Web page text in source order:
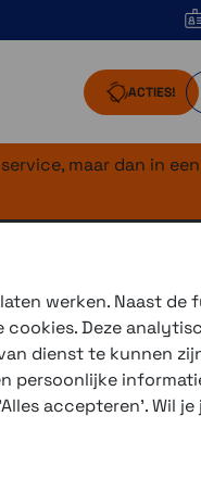
ACTIES!
maar dan in
is geschikt
er ook nog
in10"versie.
werken. Naast de
Deze
dienst te kunnen
persoonlijke
accepteren'. Wil je